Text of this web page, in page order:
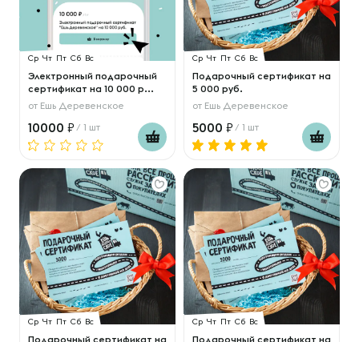
Ср Чт Пт Сб Вс
Электронный подарочный
сертификат на 10 000 р...
от Ешь Деревенское
10000 / 1 шт
Ср Чт Пт Сб Вс
Подарочный сертификат на
5 000 руб.
от Ешь Деревенское
5000 / 1 шт
Ср Чт Пт Сб Вс
Подарочный сертификат на
Ср Чт Пт Сб Вс
Подарочный сертификат на